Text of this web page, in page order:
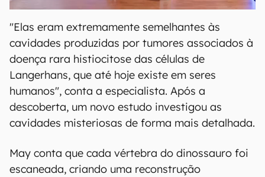
"Elas eram extremamente semelhantes às
cavidades produzidas por tumores associados à
doença rara histiocitose das células de
Langerhans, que até hoje existe em seres
humanos", conta a especialista. Após a
descoberta, um novo estudo investigou as
cavidades misteriosas de forma mais detalhada.
May conta que cada vértebra do dinossauro foi
escaneada, criando uma reconstrução